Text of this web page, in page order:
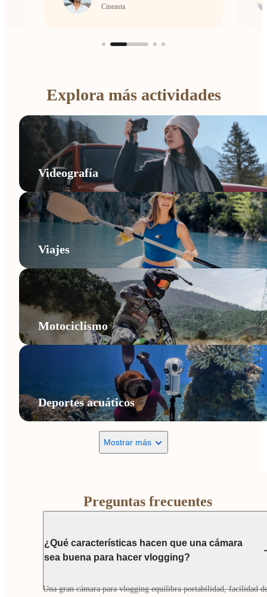
Cineasta
Explora más actividades
Videografía
Viajes
Motociclismo
Deportes acuáticos
Mostrar más
Preguntas frecuentes
¿Qué características hacen que una cámara
sea buena para hacer vlogging?
Una gran cámara para vlogging equilibra portabilidad, facilidad